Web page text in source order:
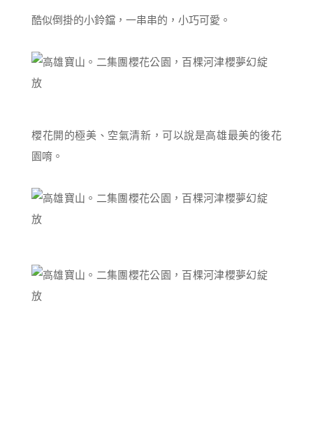
酷似倒掛的小鈴鐺，一串串的，小巧可愛。
櫻花開的極美、空氣清新，可以說是高雄最美的後花
園唷。